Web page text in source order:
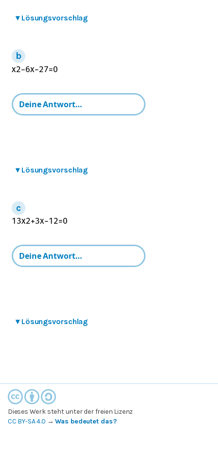
▾ Lösungsvorschlag
x2−6x−27=0
▾ Lösungsvorschlag
1 3x2+3x−12=0
▾ Lösungsvorschlag
Dieses Werk steht unter der freien Lizenz
CC BY-SA 4.0 →Was bedeutet das?